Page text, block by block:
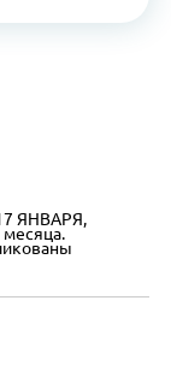
ЯНВАРЯ,
месяца.